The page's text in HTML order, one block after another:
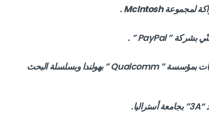
McIntosh
.
– الدكتور ” Max Welling ” مدير التكنولوجيات بمؤسسة ” Qualcomm ” بهولندا وبسلسلة البحث